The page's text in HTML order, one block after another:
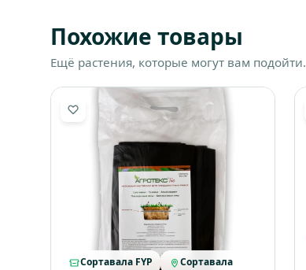
Похожие товары
Ещё растения, которые могут вам подойти.
Сортавала FYP Сортавала